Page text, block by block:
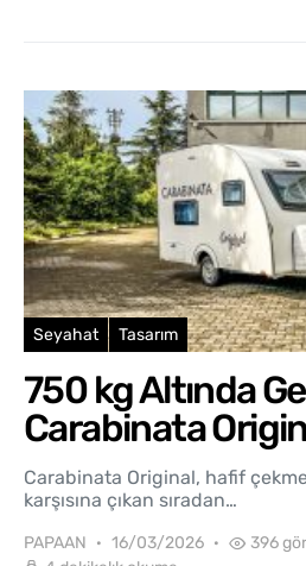
Seyahat Tasarım
750 kg Altında
Carabinata
Carabinata Original, hafif
karşısına çıkan sıradan…
PAPAAN 16/03/2026
396